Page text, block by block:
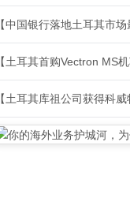
【中国银行落地土耳其市
【土耳其首购Vectron MS
【土耳其库祖公司获得科